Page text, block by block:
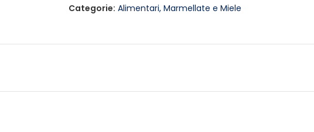
Categorie: Alimentari, Marmellate e Miele